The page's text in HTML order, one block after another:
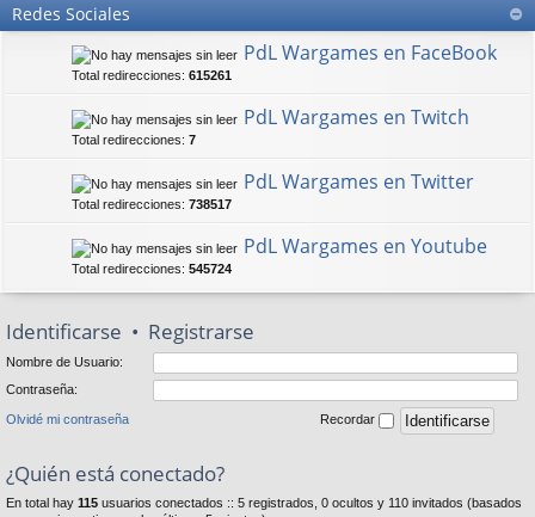
Redes Sociales
PdL Wargames en FaceBook
Total redirecciones: 615261
PdL Wargames en Twitch
Total redirecciones: 7
PdL Wargames en Twitter
Total redirecciones: 738517
PdL Wargames en Youtube
Total redirecciones: 545724
Identificarse • Registrarse
Nombre de Usuario:
Contraseña:
Olvidé mi contraseña Recordar
¿Quién está conectado?
En total hay 115 usuarios conectados :: 5 registrados, 0 ocultos y 110 invitados (basados